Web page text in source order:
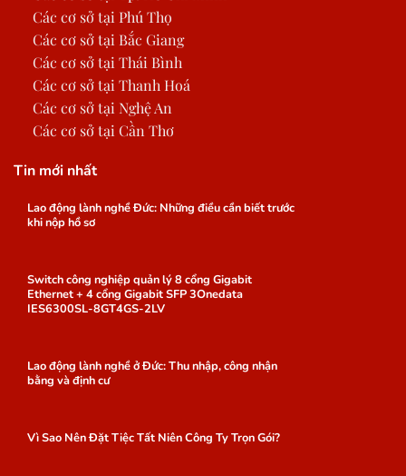
Các cơ sở tại Phú Thọ
Các cơ sở tại Bắc Giang
Các cơ sở tại Thái Bình
Các cơ sở tại Thanh Hoá
Các cơ sở tại Nghệ An
Các cơ sở tại Cần Thơ
Tin mới nhất
Lao động lành nghề Đức: Những điều cần biết trước
khi nộp hồ sơ
Switch công nghiệp quản lý 8 cổng Gigabit
Ethernet + 4 cổng Gigabit SFP 3Onedata
IES6300SL-8GT4GS-2LV
Lao động lành nghề ở Đức: Thu nhập, công nhận
bằng và định cư
Vì Sao Nên Đặt Tiệc Tất Niên Công Ty Trọn Gói?